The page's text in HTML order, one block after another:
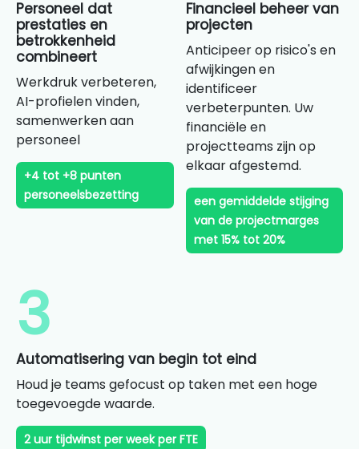
Personeel dat
prestaties en
betrokkenheid
combineert
Werkdruk verbeteren,
AI-profielen vinden,
samenwerken aan
personeel
+4 tot +8 punten
personeelsbezetting
Financieel beheer van
projecten
Anticipeer op risico's en
afwijkingen en
identificeer
verbeterpunten. Uw
financiële en
projectteams zijn op
elkaar afgestemd.
een gemiddelde stijging
van de projectmarges
met 15% tot 20%
3
Automatisering van begin tot eind
Houd je teams gefocust op taken met een hoge
toegevoegde waarde.
2 uur tijdwinst per week per FTE